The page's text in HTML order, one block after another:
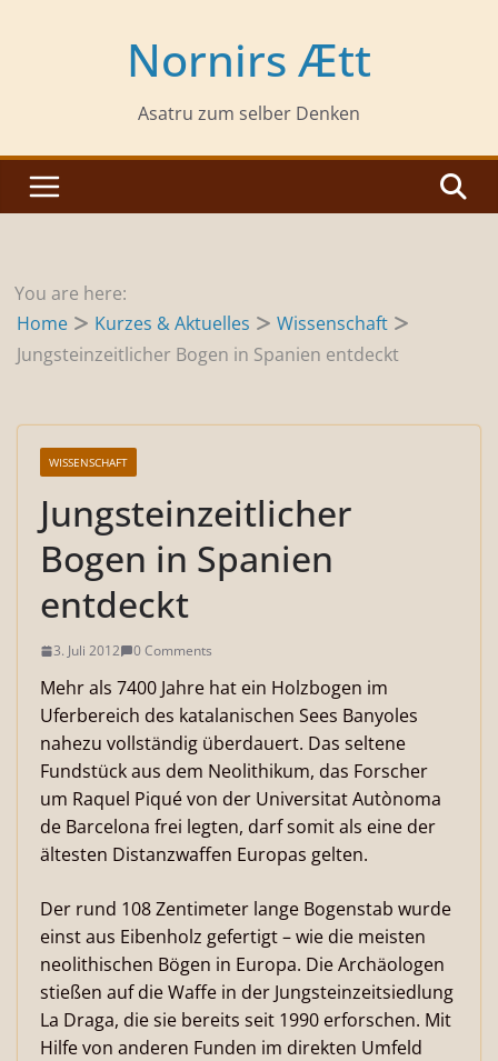
Nornirs Ætt
Asatru zum selber Denken
You are here:
Home
Kurzes & Aktuelles
Wissenschaft
Jungsteinzeitlicher Bogen in Spanien entdeckt
WISSENSCHAFT
Jungsteinzeitlicher
Bogen in Spanien
entdeckt
3. Juli 2012 0 Comments
Mehr als 7400 Jahre hat ein Holzbogen im
Uferbereich des katalanischen Sees Banyoles
nahezu vollständig überdauert. Das seltene
Fundstück aus dem Neolithikum, das Forscher
um Raquel Piqué von der Universitat Autònoma
de Barcelona frei legten, darf somit als eine der
ältesten Distanzwaffen Europas gelten.
Der rund 108 Zentimeter lange Bogenstab wurde
einst aus Eibenholz gefertigt – wie die meisten
neolithischen Bögen in Europa. Die Archäologen
stießen auf die Waffe in der Jungsteinzeitsiedlung
La Draga, die sie bereits seit 1990 erforschen. Mit
Hilfe von anderen Funden im direkten Umfeld